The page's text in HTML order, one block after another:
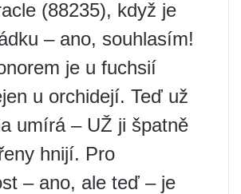
(88235), když je
– ano, souhlasím!
je u fuchsií
u orchidejí. Teď už
umírá – UŽ ji špatně
hnijí. Pro
– ano, ale teď – je